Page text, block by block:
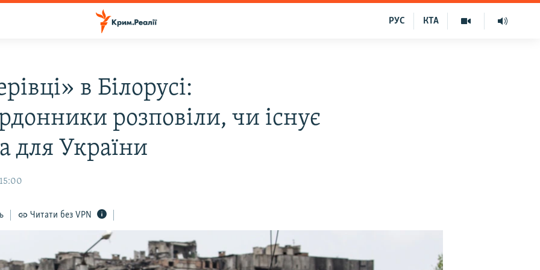
КТА
РУС
в Білорусі:
розповіли, чи існує
для України
Читати без VPN